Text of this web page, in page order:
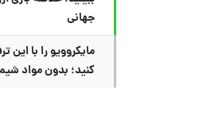
جهانی
کنید؛ بدون مواد